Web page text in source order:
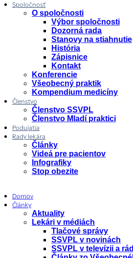
Spoločnosť
O spoločnosti
Výbor spoločnosti
Dozorná rada
Stanovy na stiahnutie
História
Zápisnice
Kontakt
Konferencie
Všeobecný praktik
Kompendium medicíny
Členstvo
Členstvo SSVPL
Členstvo Mladí praktici
Podujatia
Rady lekára
Články
Videá pre pacientov
Infografiky
Stop obezite
Domov
Články
Aktuality
Lekári v médiách
Tlačové správy
SSVPL v novinách
SSVPL v televízii a